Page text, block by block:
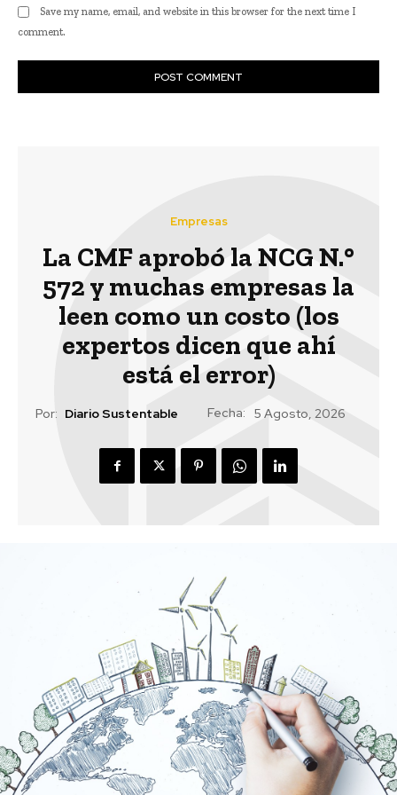
Save my name, email, and website in this browser for the next time I
comment.